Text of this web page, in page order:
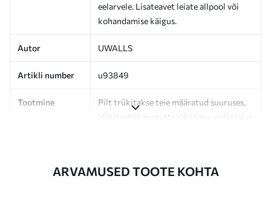
eelarvele. Lisateavet leiate allpool või
kohandamise käigus.
Autor UWALLS
Artikli number u93849
Tootmine
Pilt trükitakse teie määratud suuruses,
lõigatud ühesuguste ribadena, mille laius
ARVAMUSED TOOTE KOHTA